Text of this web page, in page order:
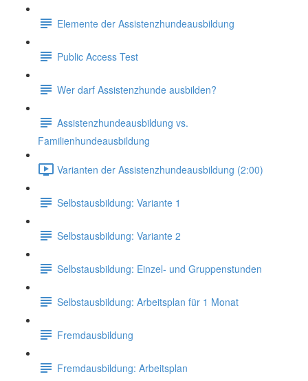
Elemente der Assistenzhundeausbildung
Public Access Test
Wer darf Assistenzhunde ausbilden?
Assistenzhundeausbildung vs.
Familienhundeausbildung
Varianten der Assistenzhundeausbildung (2:00)
Selbstausbildung: Variante 1
Selbstausbildung: Variante 2
Selbstausbildung: Einzel- und Gruppenstunden
Selbstausbildung: Arbeitsplan für 1 Monat
Fremdausbildung
Fremdausbildung: Arbeitsplan